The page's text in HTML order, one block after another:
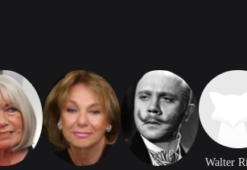
Walter